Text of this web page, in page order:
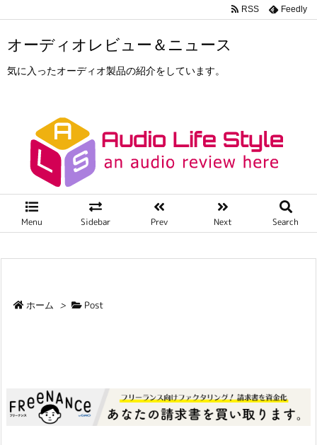
オーディオレビュー＆ニュース
気に入ったオーディオ製品の紹介をしています。
Menu Sidebar Prev Next Search
RSS Feedly
ホーム > Post